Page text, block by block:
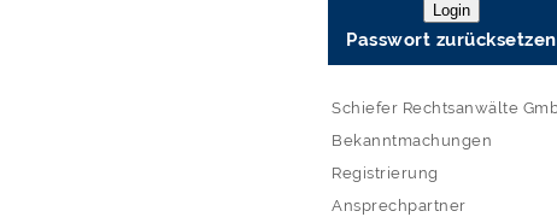
Passwort zurücksetzen
Schiefer Rechtsanwälte
Bekanntmachungen
Registrierung
Ansprechpartner